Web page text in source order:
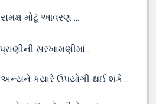
મોટૂં આવરણ ...
સરખામણીમાં ...
કયારે ઉપયોગી થઈ શકે ...